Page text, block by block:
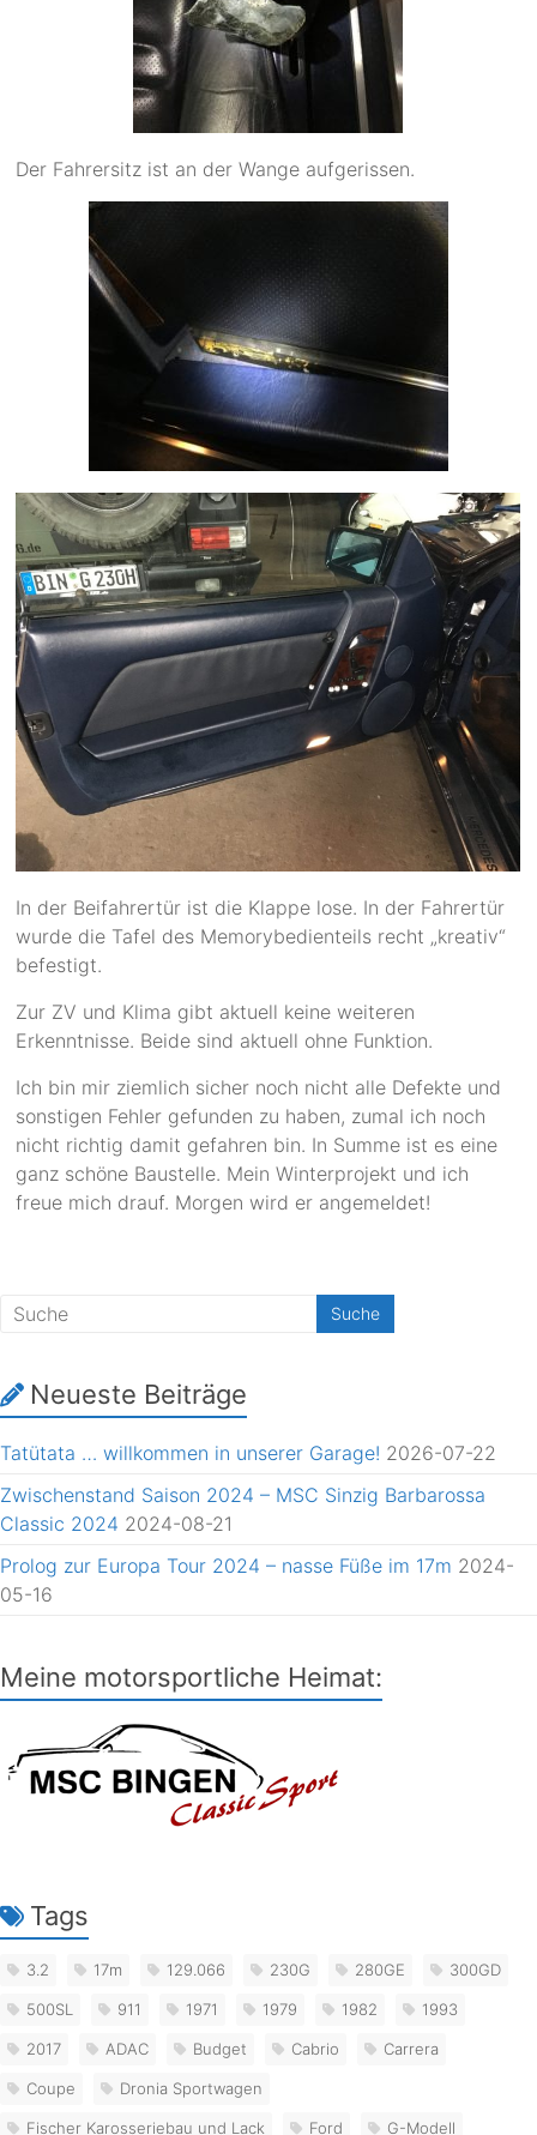
Der Fahrersitz ist an der Wange aufgerissen.
In der Beifahrertür ist die Klappe lose. In der Fahrertür
wurde die Tafel des Memorybedienteils recht „kreativ“
befestigt.
Zur ZV und Klima gibt aktuell keine weiteren
Erkenntnisse. Beide sind aktuell ohne Funktion.
Ich bin mir ziemlich sicher noch nicht alle Defekte und
sonstigen Fehler gefunden zu haben, zumal ich noch
nicht richtig damit gefahren bin. In Summe ist es eine
ganz schöne Baustelle. Mein Winterprojekt und ich
freue mich drauf. Morgen wird er angemeldet!
Neueste Beiträge
Tatütata … willkommen in unserer Garage! 2026-07-22
Zwischenstand Saison 2024 – MSC Sinzig Barbarossa
Classic 2024 2024-08-21
Prolog zur Europa Tour 2024 – nasse Füße im 17m 2024-
05-16
Meine motorsportliche Heimat:
Tags
3.2 17m 129.066 230G 280GE 300GD
500SL 911 1971 1979 1982 1993
2017 ADAC Budget Cabrio Carrera
Coupe Dronia Sportwagen
Fischer Karosseriebau und Lack Ford G-Modell